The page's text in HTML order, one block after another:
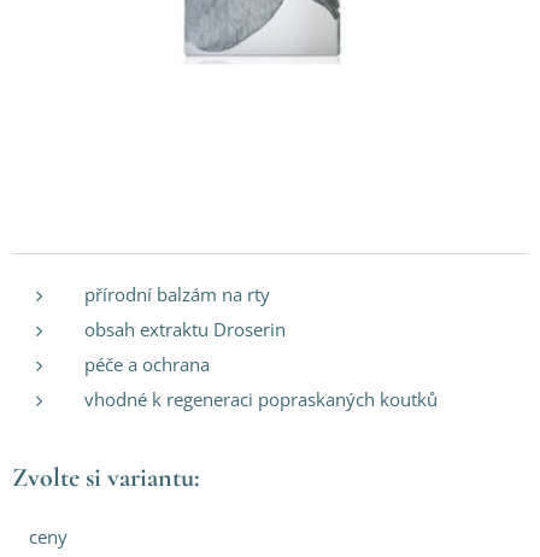
přírodní balzám na rty
obsah extraktu Droserin
péče a ochrana
vhodné k regeneraci popraskaných koutků
Zvolte si variantu:
ceny